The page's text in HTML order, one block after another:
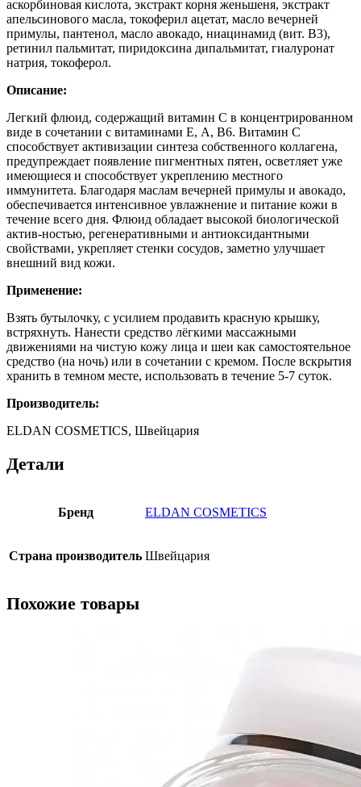
аскорбиновая кислота, экстракт корня женьшеня, экстракт
апельсинового масла, токоферил ацетат, масло вечерней
примулы, пантенол, масло авокадо, ниацинамид (вит. В3),
ретинил пальмитат, пиридоксина дипальмитат, гиалуронат
натрия, токоферол.
Описание:
Легкий флюид, содержащий витамин С в концентрированном
виде в сочетании с витаминами Е, А, В6. Витамин С
способствует активизации синтеза собственного коллагена,
предупреждает появление пигментных пятен, осветляет уже
имеющиеся и способствует укреплению местного
иммунитета. Благодаря маслам вечерней примулы и авокадо,
обеспечивается интенсивное увлажнение и питание кожи в
течение всего дня. Флюид обладает высокой биологической
актив-ностью, регенеративными и антиоксидантными
свойствами, укрепляет стенки сосудов, заметно улучшает
внешний вид кожи.
Применение:
Взять бутылочку, с усилием продавить красную крышку,
встряхнуть. Нанести средство лёгкими массажными
движениями на чистую кожу лица и шеи как самостоятельное
средство (на ночь) или в сочетании с кремом. После вскрытия
хранить в темном месте, использовать в течение 5-7 суток.
Производитель:
ELDAN COSMETICS, Швейцария
Детали
Бренд ELDAN COSMETICS
Страна производитель Швейцария
Похожие товары